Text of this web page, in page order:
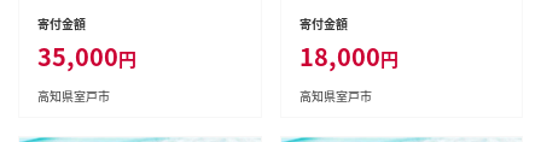
寄付金額
35,000円
高知県室戸市
寄付金額
18,000円
高知県室戸市